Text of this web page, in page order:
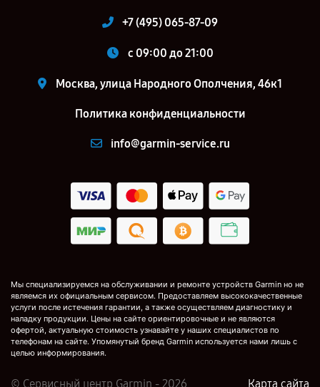
+7 (495) 065-87-09
c 09:00 до 21:00
Москва, улица Народного Ополчения, 46к1
Политика конфиденциальности
info@garmin-service.ru
Мы специализируемся на обслуживании и ремонте устройств Garmin но не
являемся их официальным сервисом. Предоставляем высококачественные
услуги после истечения гарантии, а также осуществляем диагностику и
наладку продукции. Цены на сайте ориентировочные и не являются
офертой, актуальную стоимость узнавайте у наших специалистов по
телефонам на сайте. Упомянутый бренд Garmin используется нами лишь с
целью информирования.
© Сервисный центр Garmin - 2026 Карта сайта